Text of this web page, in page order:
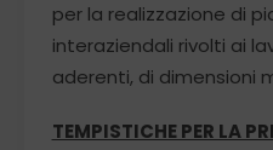
per la realizzazione di
interaziendali rivolti ai
aderenti, di dimensioni
TEMPISTICHE PER LA